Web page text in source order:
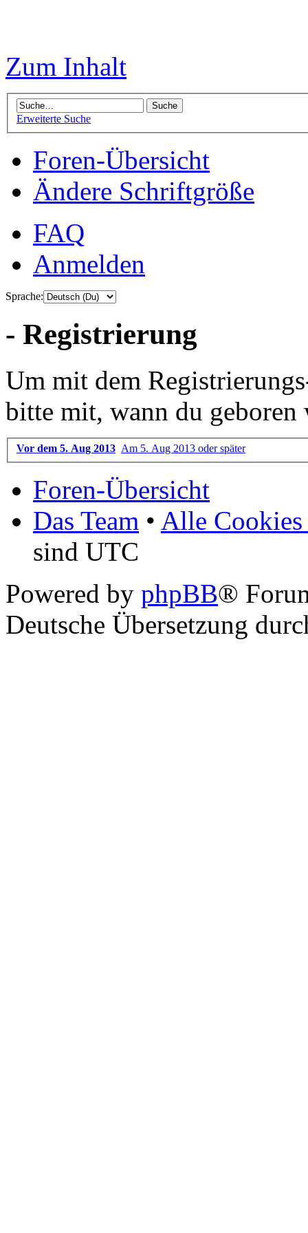
Zum Inhalt
Erweiterte Suche
Foren-Übersicht
Ändere Schriftgröße
FAQ
Anmelden
Sprache:
- Registrierung
Um mit dem
bitte mit, wann du geboren
Vor dem 5. Aug 2013 Am 5. Aug 2013 oder später
Foren-Übersicht
Das Team • Alle Cookies
sind UTC
Powered by phpBB®
Deutsche Übersetzung